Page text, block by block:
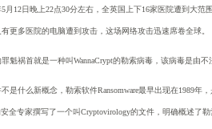
5月12日晚上22点30分左右，全英国上下16家医院遭到大
更多医院的电脑遭到攻击，这场网络攻击迅速席卷全球。
魁祸首就是一种叫WannaCrypt的勒索病毒，该病毒是由
是什么新概念，勒索软件Ransomware最早出现在1989年
全专家撰写了一个叫Cryptovirology的文件，明确概述了